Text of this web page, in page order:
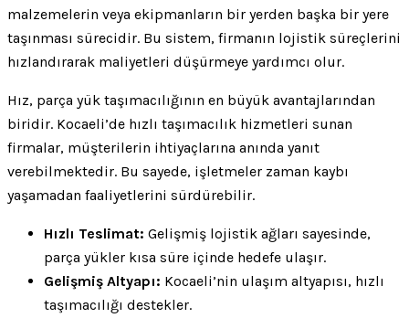
malzemelerin veya ekipmanların bir yerden başka bir yere
taşınması sürecidir. Bu sistem, firmanın lojistik süreçlerini
hızlandırarak maliyetleri düşürmeye yardımcı olur.
Hız, parça yük taşımacılığının en büyük avantajlarından
biridir. Kocaeli’de hızlı taşımacılık hizmetleri sunan
firmalar, müşterilerin ihtiyaçlarına anında yanıt
verebilmektedir. Bu sayede, işletmeler zaman kaybı
yaşamadan faaliyetlerini sürdürebilir.
Hızlı Teslimat: Gelişmiş lojistik ağları sayesinde,
parça yükler kısa süre içinde hedefe ulaşır.
Gelişmiş Altyapı: Kocaeli’nin ulaşım altyapısı, hızlı
taşımacılığı destekler.